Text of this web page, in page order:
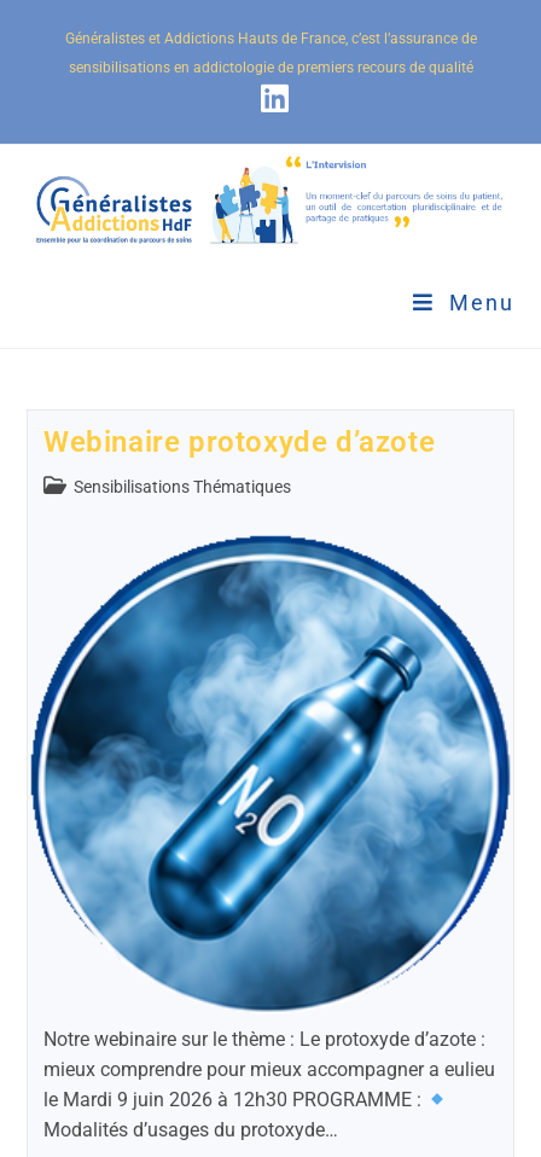
Généralistes et Addictions Hauts de France, c’est l’assurance de
sensibilisations en addictologie de premiers recours de qualité
Menu
Webinaire protoxyde d’azote
Sensibilisations Thématiques
Notre webinaire sur le thème : Le protoxyde d’azote :
mieux comprendre pour mieux accompagner a eulieu
le Mardi 9 juin 2026 à 12h30 PROGRAMME :
Modalités d’usages du protoxyde…